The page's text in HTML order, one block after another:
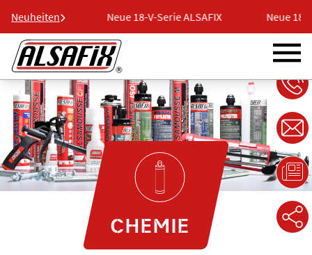
Neuheiten
ALSAFIX Neue 18-V-Serie ALSAFIX Neue 18-
CHEMIE